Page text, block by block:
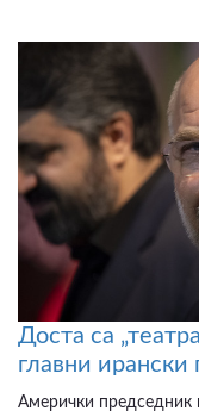
Доста са
главни ирански
Амерички председник